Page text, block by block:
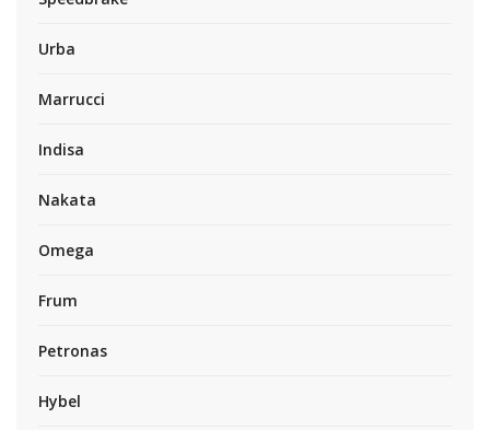
Urba
Marrucci
Indisa
Nakata
Omega
Frum
Petronas
Hybel